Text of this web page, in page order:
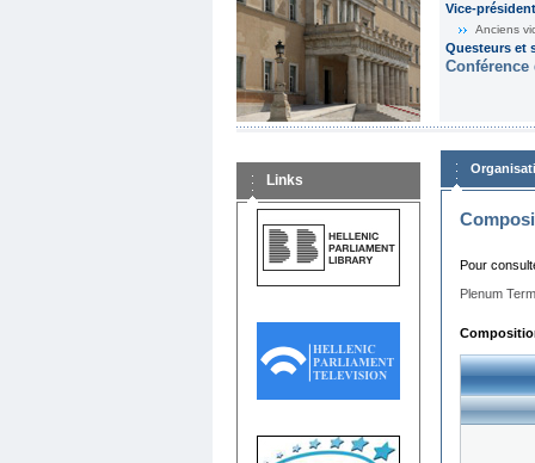
Vice-
Anciens
Questeurs et
Links
Pour
Plenum